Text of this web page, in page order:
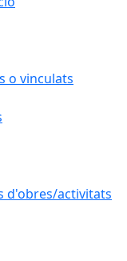
o vinculats
d'obres/activitats